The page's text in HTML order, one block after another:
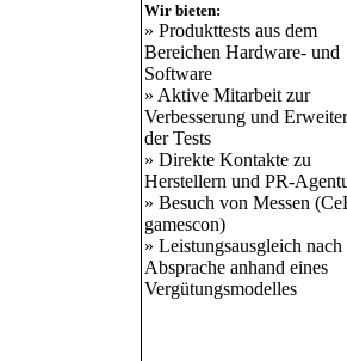
Wir bieten:
» Produkttests aus dem
Bereichen Hardware- und
Software
» Aktive Mitarbeit zur
Verbesserung und
der Tests
» Direkte Kontakte zu
Herstellern und PR-
» Besuch von Messen
gamescon)
» Leistungsausgleich nach
Absprache anhand eines
Vergütungsmodelles